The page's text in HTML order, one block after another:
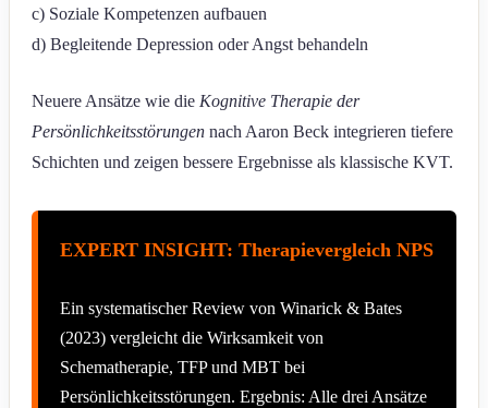
c) Soziale Kompetenzen aufbauen
d) Begleitende Depression oder Angst behandeln
Neuere Ansätze wie die Kognitive Therapie der
Persönlichkeitsstörungen nach Aaron Beck integrieren tiefere
Schichten und zeigen bessere Ergebnisse als klassische KVT.
EXPERT INSIGHT: Therapievergleich NPS
Ein systematischer Review von Winarick & Bates
(2023) vergleicht die Wirksamkeit von
Schematherapie, TFP und MBT bei
Persönlichkeitsstörungen. Ergebnis: Alle drei Ansätze